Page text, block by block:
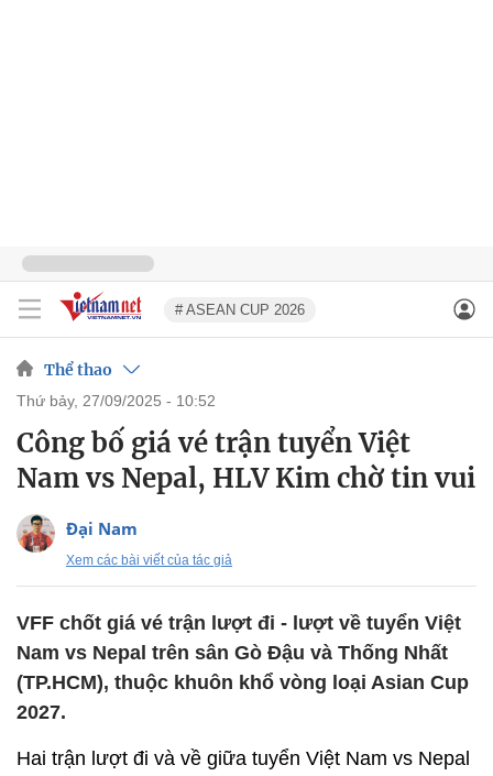
# ASEAN CUP 2026
Thể thao
thứ bảy, 27/09/2025 - 10:52
Công bố giá vé trận tuyển Việt
Nam vs Nepal, HLV Kim chờ tin vui
Đại Nam
Xem các bài viết của tác giả
VFF chốt giá vé trận lượt đi - lượt về tuyển Việt
Nam vs Nepal trên sân Gò Đậu và Thống Nhất
(TP.HCM), thuộc khuôn khổ vòng loại Asian Cup
2027.
Hai trận lượt đi và về giữa tuyển Việt Nam vs Nepal